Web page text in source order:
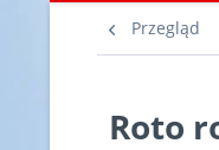
Przegląd
Roto